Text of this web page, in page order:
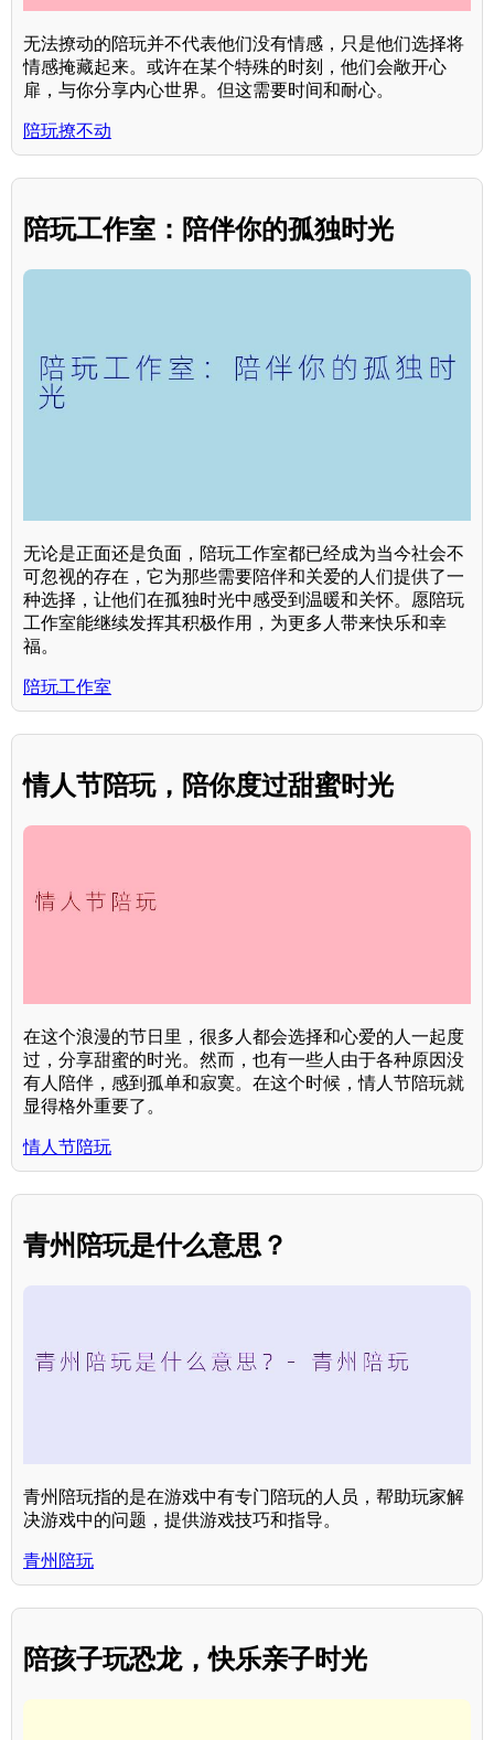
无法撩动的陪玩并不代表他们没有情感，只是他们选择将
情感掩藏起来。或许在某个特殊的时刻，他们会敞开心
扉，与你分享内心世界。但这需要时间和耐心。
陪玩撩不动
陪玩工作室：陪伴你的孤独时光
无论是正面还是负面，陪玩工作室都已经成为当今社会不
可忽视的存在，它为那些需要陪伴和关爱的人们提供了一
种选择，让他们在孤独时光中感受到温暖和关怀。愿陪玩
工作室能继续发挥其积极作用，为更多人带来快乐和幸
福。
陪玩工作室
情人节陪玩，陪你度过甜蜜时光
在这个浪漫的节日里，很多人都会选择和心爱的人一起度
过，分享甜蜜的时光。然而，也有一些人由于各种原因没
有人陪伴，感到孤单和寂寞。在这个时候，情人节陪玩就
显得格外重要了。
情人节陪玩
青州陪玩是什么意思？
青州陪玩指的是在游戏中有专门陪玩的人员，帮助玩家解
决游戏中的问题，提供游戏技巧和指导。
青州陪玩
陪孩子玩恐龙，快乐亲子时光